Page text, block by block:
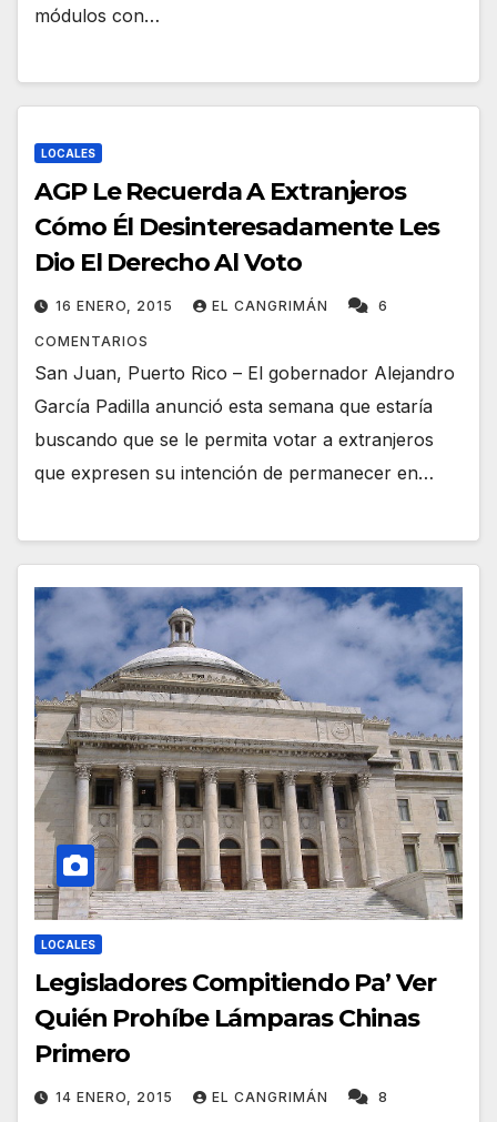
módulos con…
LOCALES
AGP Le Recuerda A Extranjeros
Cómo Él Desinteresadamente Les
Dio El Derecho Al Voto
16 ENERO, 2015 EL CANGRIMÁN 6
COMENTARIOS
San Juan, Puerto Rico – El gobernador Alejandro
García Padilla anunció esta semana que estaría
buscando que se le permita votar a extranjeros
que expresen su intención de permanecer en…
LOCALES
Legisladores Compitiendo Pa’ Ver
Quién Prohíbe Lámparas Chinas
Primero
14 ENERO, 2015 EL CANGRIMÁN 8